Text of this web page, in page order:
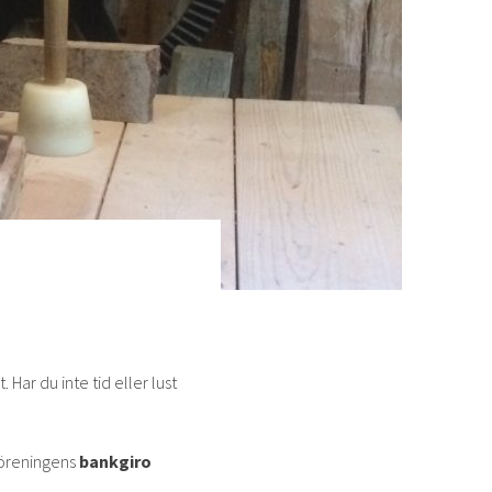
Har du inte tid eller lust
bankgiro